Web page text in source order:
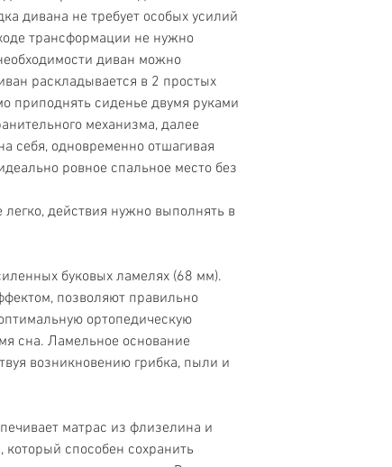
дивана не требует особых усилий
трансформации не нужно
диван можно
раскладывается в 2 простых
приподнять сиденье двумя руками
механизма, далее
себя, одновременно отшагивая
ровное спальное место без
действия нужно выполнять в
буковых ламелях (68 мм).
позволяют правильно
ортопедическую
сна. Ламельное основание
возникновению грибка, пыли и
матрас из флизелина и
который способен сохранить